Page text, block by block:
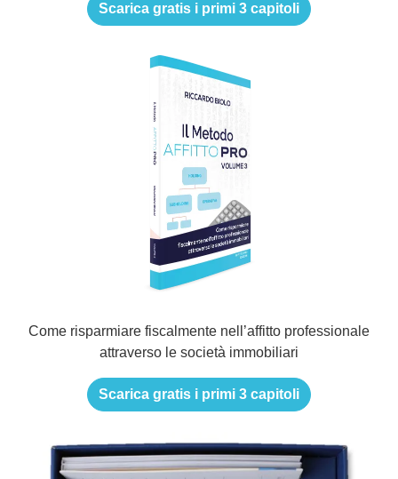
Scarica gratis i primi 3 capitoli
Come risparmiare fiscalmente nell’affitto professionale
attraverso le società immobiliari
Scarica gratis i primi 3 capitoli